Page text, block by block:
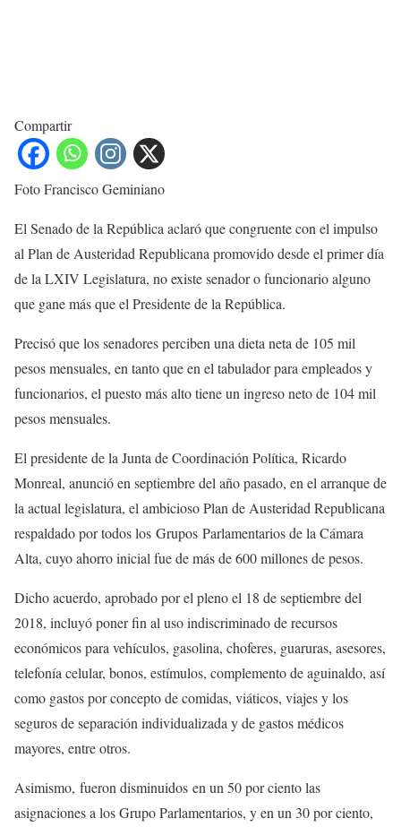
Compartir
Foto Francisco Geminiano
El Senado de la República aclaró que congruente con el impulso
al Plan de Austeridad Republicana promovido desde el primer día
de la LXIV Legislatura, no existe senador o funcionario alguno
que gane más que el Presidente de la República.
Precisó que los senadores perciben una dieta neta de 105 mil
pesos mensuales, en tanto que en el tabulador para empleados y
funcionarios, el puesto más alto tiene un ingreso neto de 104 mil
pesos mensuales.
El presidente de la Junta de Coordinación Política, Ricardo
Monreal, anunció en septiembre del año pasado, en el arranque de
la actual legislatura, el ambicioso Plan de Austeridad Republicana
respaldado por todos los Grupos Parlamentarios de la Cámara
Alta, cuyo ahorro inicial fue de más de 600 millones de pesos.
Dicho acuerdo, aprobado por el pleno el 18 de septiembre del
2018, incluyó poner fin al uso indiscriminado de recursos
económicos para vehículos, gasolina, choferes, guaruras, asesores,
telefonía celular, bonos, estímulos, complemento de aguinaldo, así
como gastos por concepto de comidas, viáticos, viajes y los
seguros de separación individualizada y de gastos médicos
mayores, entre otros.
Asimismo, fueron disminuidos en un 50 por ciento las
asignaciones a los Grupo Parlamentarios, y en un 30 por ciento,